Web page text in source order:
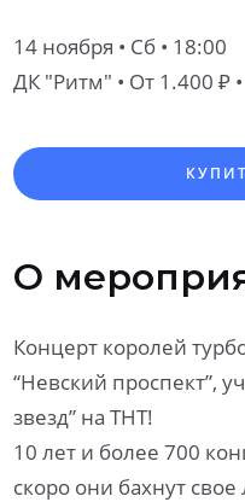
14 ноября • Сб • 18:00
ДК "Ритм" • От 1.400 ₽
О
Концерт королей
“Невский проспект”,
звезд” на ТНТ!
10 лет и более 700
скоро они бахнут